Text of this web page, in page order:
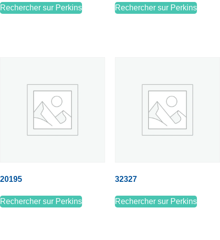
Rechercher sur Perkins Rechercher sur Perkins
20195
Rechercher sur Perkins
32327
Rechercher sur Perkins